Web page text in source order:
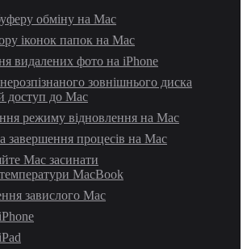
обміну на Mac
іконок папок на Mac
видалених фото на iPhone
зовнішнього диска
доступ до Mac
режиму відновлення на Mac
завершення процесів на Mac
Mac засинати
MacBook
завислого Mac